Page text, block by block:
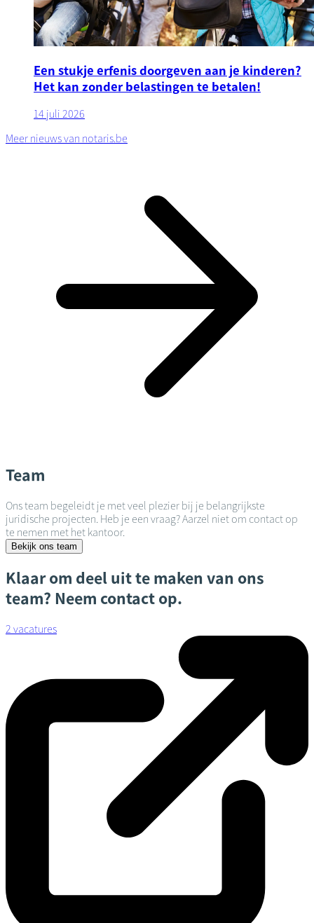
Een stukje erfenis doorgeven aan je kinderen?
Het kan zonder belastingen te betalen!
14 juli 2026
Meer nieuws van notaris.be
Team
Ons team begeleidt je met veel plezier bij je belangrijkste
juridische projecten. Heb je een vraag? Aarzel niet om contact op
te nemen met het kantoor.
Bekijk ons team
Klaar om deel uit te maken van ons
team? Neem contact op.
2 vacatures